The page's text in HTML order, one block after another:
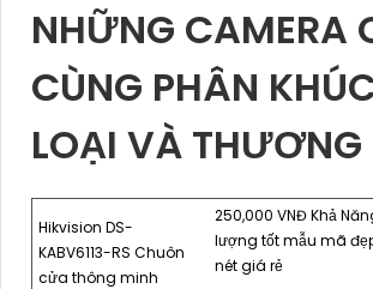
NHỮNG CAMERA
CÙNG PHÂN
LOẠI VÀ THƯƠNG
Hikvision DS-
KABV6113-RS Chuôn
cửa thông minh
250,000 VNĐ Khả
lượng tốt mẫu mã
nét giá rẻ